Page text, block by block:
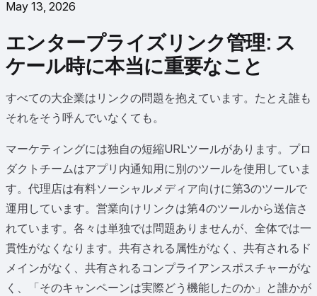
May 13, 2026
エンタープライズリンク管理: ス
ケール時に本当に重要なこと
すべての大企業はリンクの問題を抱えています。たとえ誰も
それをそう呼んでいなくても。
マーケティングには独自の短縮URLツールがあります。プロ
ダクトチームはアプリ内通知用に別のツールを使用していま
す。代理店は有料ソーシャルメディア向けに第3のツールで
運用しています。営業向けリンクは第4のツールから送信さ
れています。各々は単独では問題ありませんが、全体では一
貫性がなくなります。共有される属性がなく、共有されるド
メインがなく、共有されるコンプライアンスポスチャーがな
く、「そのキャンペーンは実際どう機能したのか」と誰かが